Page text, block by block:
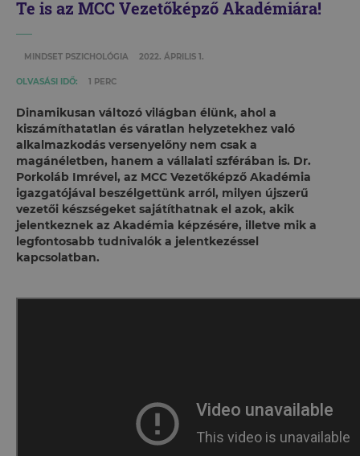
Te is az MCC Vezetőképző Akadémiára!
MINDSET PSZICHOLÓGIA 2022. ÁPRILIS 1.
OLVASÁSI IDŐ: 1 PERC
Dinamikusan változó világban élünk, ahol a
kiszámíthatatlan és váratlan helyzetekhez való
alkalmazkodás versenyelőny nem csak a
magánéletben, hanem a vállalati szférában is. Dr.
Porkoláb Imrével, az MCC Vezetőképző Akadémia
igazgatójával beszélgettünk arról, milyen újszerű
vezetői készségeket sajátíthatnak el azok, akik
jelentkeznek az Akadémia képzésére, illetve mik a
legfontosabb tudnivalók a jelentkezéssel
kapcsolatban.